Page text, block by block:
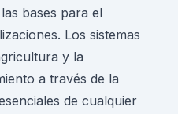
bases para el
Los sistemas
y la
a través de la
de cualquier